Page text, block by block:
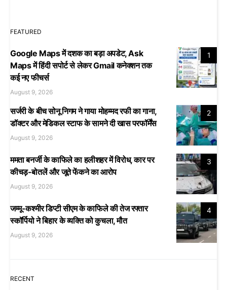
FEATURED
1
Google Maps में दशक का बड़ा अपडेट, Ask
Maps में हिंदी सपोर्ट से लेकर Gmail कनेक्शन तक
कई नए फीचर्स
August 9, 2026
2
सर्जरी के बीच सोनू निगम ने गाया मोहम्मद रफी का गाना,
डॉक्टर और मेडिकल स्टाफ के सामने दी खास परफॉर्मेंस
August 9, 2026
3
ममता बनर्जी के काफिले का हलीशहर में विरोध, कार पर
कीचड़-बोतलें और जूते फेंकने का आरोप
August 9, 2026
4
जम्मू-कश्मीर डिप्टी सीएम के काफिले की तेज रफ्तार
स्कॉर्पियो ने बिहार के व्यक्ति को कुचला, मौत
August 9, 2026
RECENT